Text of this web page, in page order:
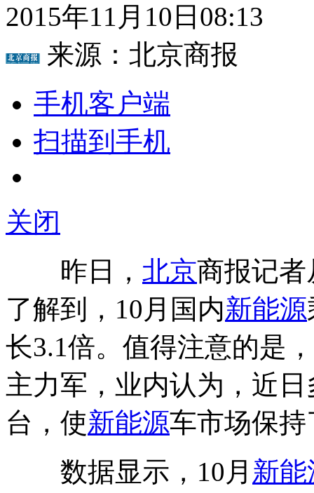
2015年11月10日08:13
来源： 北京商报
手机客户端
扫描到手机
关闭
昨日， 北京商报记
了解到，10月国内新能源
长3.1倍。值得注意的是
主力军，业内认为，近日
台，使新能源车市场保
数据显示，10月 新能